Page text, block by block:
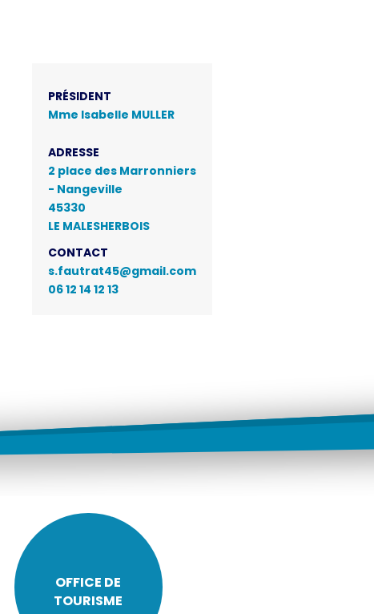
PRÉSIDENT
Mme Isabelle MULLER
ADRESSE
2 place des Marronniers
- Nangeville
45330
LE MALESHERBOIS
CONTACT
s.fautrat45@gmail.com
06 12 14 12 13
OFFICE DE
TOURISME